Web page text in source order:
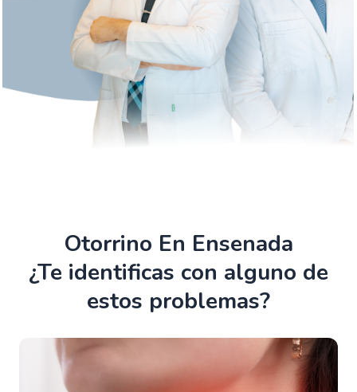
Otorrino En Ensenada
¿Te identificas con alguno de
estos problemas?